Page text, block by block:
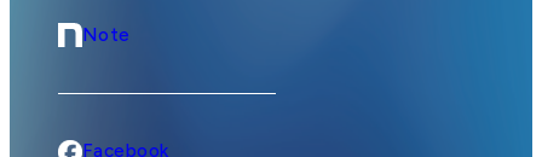
Note
Facebook